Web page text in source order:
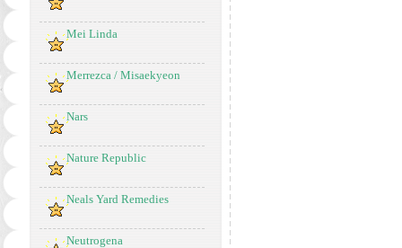
Mei Linda
Merrezca / Misaekyeon
Nars
Nature Republic
Neals Yard Remedies
Neutrogena